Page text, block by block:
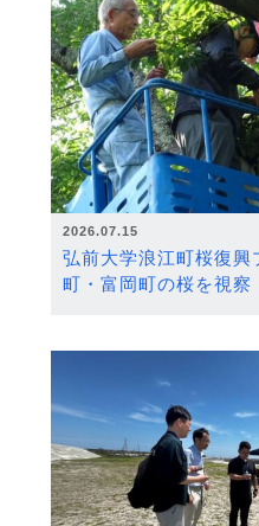
2026.07.15
弘前大学浪江町桜復
町・富岡町の桜を視察